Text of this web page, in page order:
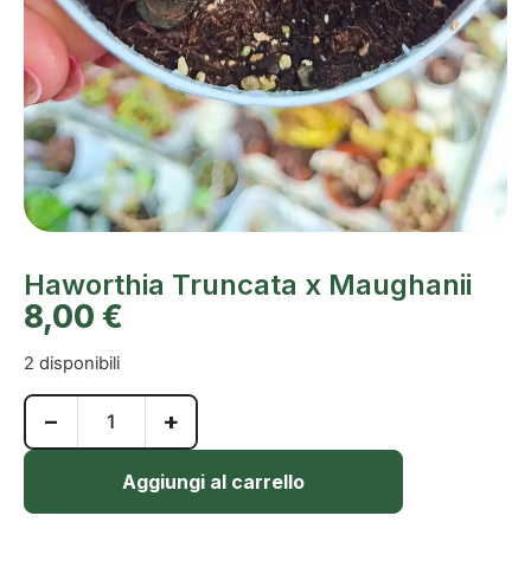
Haworthia Truncata x Maughanii
8,00 €
2 disponibili
− +
Aggiungi al carrello